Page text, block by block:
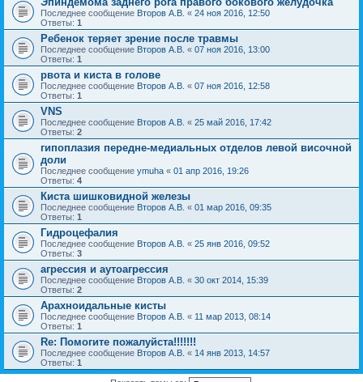
Последнее сообщение Второв А.В. « 24 ноя 2016, 12:50
Ответы: 1
Ребенок теряет зрение после травмы
Последнее сообщение Второв А.В. « 07 ноя 2016, 13:00
Ответы: 1
рвота и киста в голове
Последнее сообщение Второв А.В. « 07 ноя 2016, 12:58
Ответы: 1
VNS
Последнее сообщение Второв А.В. « 25 май 2016, 17:42
Ответы: 2
гипоплазия передне-медиальных отделов левой височной
доли
Последнее сообщение ymuha « 01 апр 2016, 19:26
Ответы: 4
Киста шишковидной железы
Последнее сообщение Второв А.В. « 01 мар 2016, 09:35
Ответы: 1
Гидроцефалия
Последнее сообщение Второв А.В. « 25 янв 2016, 09:52
Ответы: 3
агрессия и аутоагрессия
Последнее сообщение Второв А.В. « 30 окт 2014, 15:39
Ответы: 2
Арахноидальные кисты
Последнее сообщение Второв А.В. « 11 мар 2013, 08:14
Ответы: 1
Re: Помогите пожалуйста!!!!!!!
Последнее сообщение Второв А.В. « 14 янв 2013, 14:57
Ответы: 1